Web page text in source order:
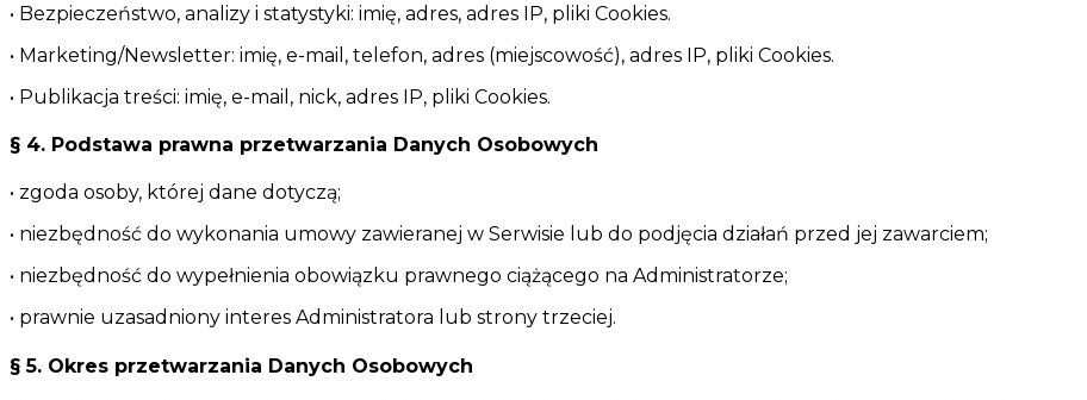
• Bezpieczeństwo, analizy i statystyki: imię, adres, adres IP, pliki Cookies.
• Marketing/Newsletter: imię, e-mail, telefon, adres (miejscowość), adres IP, pliki Cookies.
• Publikacja treści: imię, e-mail, nick, adres IP, pliki Cookies.
§ 4. Podstawa prawna przetwarzania Danych Osobowych
• zgoda osoby, której dane dotyczą;
• niezbędność do wykonania umowy zawieranej w Serwisie lub do podjęcia działań przed jej zawarciem;
• niezbędność do wypełnienia obowiązku prawnego ciążącego na Administratorze;
• prawnie uzasadniony interes Administratora lub strony trzeciej.
§ 5. Okres przetwarzania Danych Osobowych